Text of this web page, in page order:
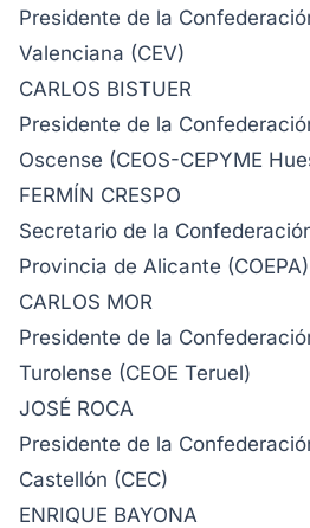
Presidente de la
Valenciana (CEV)
CARLOS BISTUER
Presidente de la
Oscense (CEOS-CEPYME
FERMÍN CRESPO
Secretario de la
Provincia de Alicante (COEPA)
CARLOS MOR
Presidente de la
Turolense (CEOE Teruel)
JOSÉ ROCA
Presidente de la
Castellón (CEC)
ENRIQUE BAYONA